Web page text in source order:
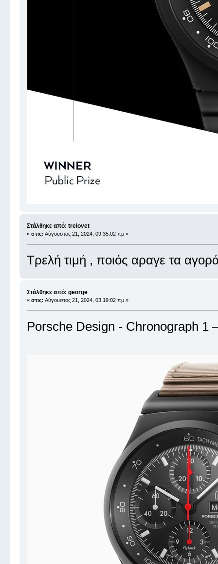
Στάλθηκε από: trelovet
« στις: Αύγουστος 21, 2024, 09:35:02 πμ »
Τρελή τιμή , ποιός αραγε τα
Στάλθηκε από: george_
« στις: Αύγουστος 21, 2024, 03:19:02 πμ »
Porsche Design - Chronograph 1